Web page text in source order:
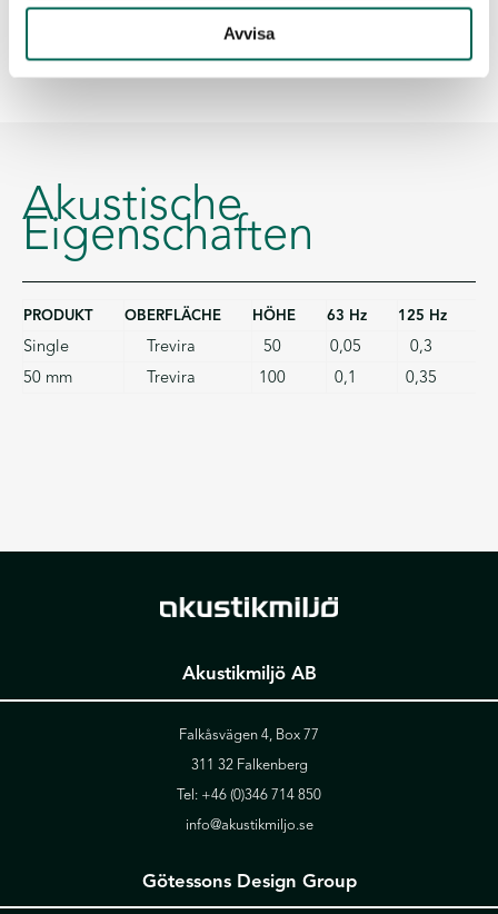
Avvisa
Akustische
Eigenschaften
PRODUKT OBERFLÄCHE HÖHE 63 Hz 125 Hz
Single Trevira 50 0,05 0,3
50 mm
Trevira 100 0,1 0,35
Akustikmiljö AB
Falkåsvägen 4, Box 77
311 32 Falkenberg
Tel: +46 (0)346 714 850
info@akustikmiljo.se
Götessons Design Group